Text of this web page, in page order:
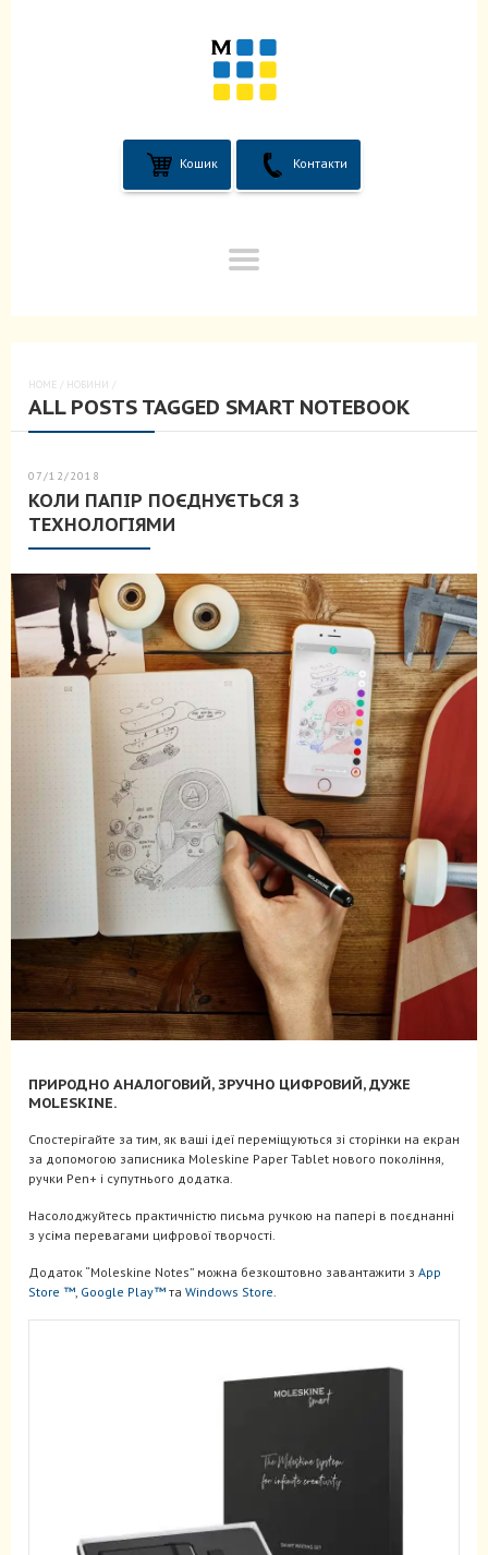
Кошик Контакти
HOME / НОВИНИ /
ALL POSTS TAGGED SMART NOTEBOOK
07/12/2018
КОЛИ ПАПІР ПОЄДНУЄТЬСЯ З
ТЕХНОЛОГІЯМИ
ПРИРОДНО АНАЛОГОВИЙ, ЗРУЧНО ЦИФРОВИЙ, ДУЖЕ
MOLESKINE.
Спостерігайте за тим, як ваші ідеї переміщуються зі сторінки на екран
за допомогою записника Moleskine Paper Tablet нового покоління,
ручки Pen+ і супутнього додатка.
Насолоджуйтесь практичністю письма ручкою на папері в поєднанні
з усіма перевагами цифрової творчості.
Додаток “Moleskine Notes” можна безкоштовно завантажити з App
Store ™ Google Play™ та Windows Store